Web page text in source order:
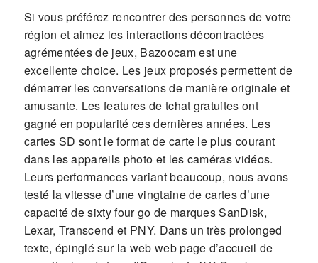
Si vous préférez rencontrer des personnes de votre
région et aimez les interactions décontractées
agrémentées de jeux, Bazoocam est une
excellente choice. Les jeux proposés permettent de
démarrer les conversations de manière originale et
amusante. Les features de tchat gratuites ont
gagné en popularité ces dernières années. Les
cartes SD sont le format de carte le plus courant
dans les appareils photo et les caméras vidéos.
Leurs performances variant beaucoup, nous avons
testé la vitesse d’une vingtaine de cartes d’une
capacité de sixty four go de marques SanDisk,
Lexar, Transcend et PNY. Dans un très prolonged
texte, épinglé sur la web web page d’accueil de